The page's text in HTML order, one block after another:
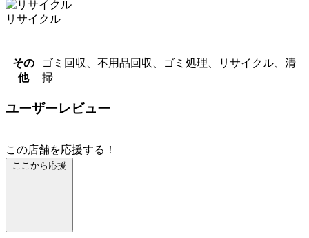
リサイクル
その
他
ゴミ回収、不用品回収、ゴミ処理、リサイクル、清
掃
ユーザーレビュー
この店舗を応援する！
ここから応援